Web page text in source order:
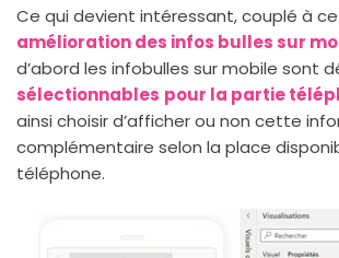
Ce qui devient intéressant, couplé à
amélioration des infos bulles sur
d’abord les infobulles sur mobile sont
sélectionnables pour la partie
ainsi choisir d’afficher ou non cette
complémentaire selon la place
téléphone.